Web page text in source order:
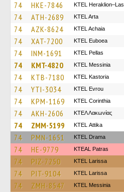
74 HKE-7846 KTEL Heraklion–Las.
74 ATH-2689 KTEL Arta
74 AZK-8624 KTEL Achaia
74 XAT-7200 ΚΤΕL Euboea
74 INM-1691 KTEL Pellas
74 KMT-4820 KTEL Messinia
74 KTB-7180 KTEL Kastoria
74 YTI-3034 KTEL Evrou
74 KPM-1169 KTEL Corinthia
74 AKH-2606 ΚΤΕΛ Λακωνίας
74 ZMM-5199 KΤΕL Αttika
74 PMN-1651 KTEL Drama
74 HE-9779 KTEAL Patras
74 PIZ-7250 KTEL Larissa
74 PIT-9104 KTEL Larissa
74 ZMH-8547 KTEL Messinia